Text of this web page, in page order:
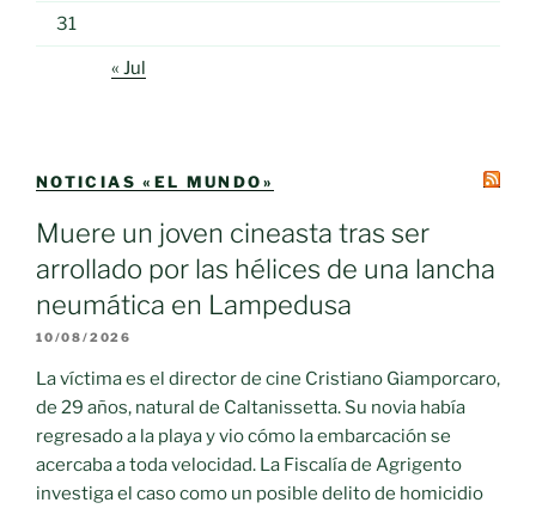
31
« Jul
NOTICIAS «EL MUNDO»
Muere un joven cineasta tras ser
arrollado por las hélices de una lancha
neumática en Lampedusa
10/08/2026
La víctima es el director de cine Cristiano Giamporcaro,
de 29 años, natural de Caltanissetta. Su novia había
regresado a la playa y vio cómo la embarcación se
acercaba a toda velocidad. La Fiscalía de Agrigento
investiga el caso como un posible delito de homicidio